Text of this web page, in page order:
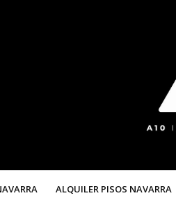
ALQUILER PISOS NAVARRA